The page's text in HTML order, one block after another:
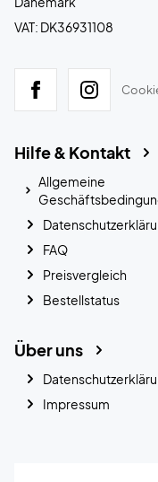
VAT: DK36931108
Hilfe & Kontakt
Allgemeine
FAQ
Preisvergleich
Bestellstatus
Über uns
Impressum